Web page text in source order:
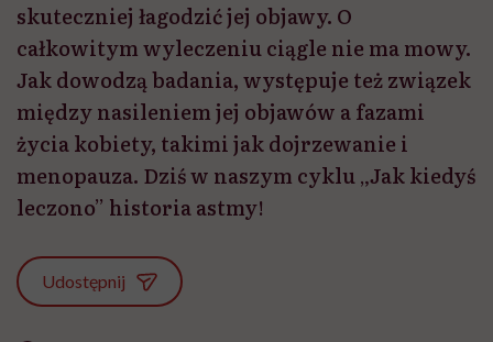
skuteczniej łagodzić jej objawy. O
całkowitym wyleczeniu ciągle nie ma mowy.
Jak dowodzą badania, występuje też związek
między nasileniem jej objawów a fazami
życia kobiety, takimi jak dojrzewanie i
menopauza. Dziś w naszym cyklu „Jak kiedyś
leczono” historia astmy!
Udostępnij